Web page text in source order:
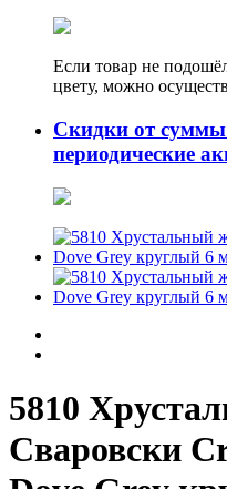
Если товар не
цвету, можно
Скидки от суммы
периодические
5810
Сваровски